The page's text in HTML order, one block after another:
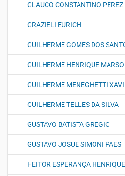
GLAUCO CONSTANTINO PEREZ
GRAZIELI EURICH
GUILHERME GOMES DOS
GUILHERME HENRIQUE
GUILHERME MENEGHETTI
GUILHERME TELLES DA SILVA
GUSTAVO BATISTA GREGIO
GUSTAVO JOSUÉ SIMONI PAES
HEITOR ESPERANÇA HENRIQUE